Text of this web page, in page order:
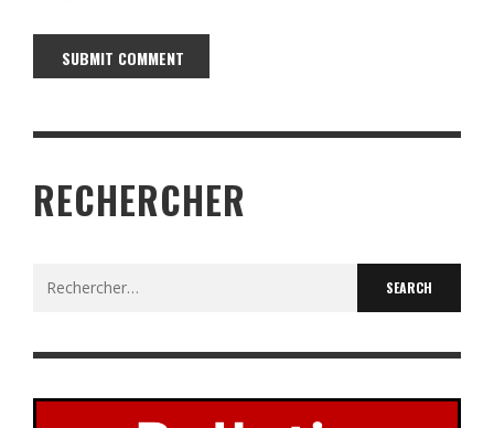
RECHERCHER